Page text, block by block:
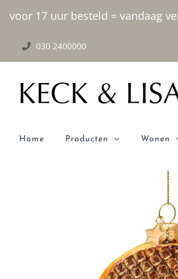
voor 17 uur besteld = vandaag
inhoud
030 2400000
Home Producten Wonen